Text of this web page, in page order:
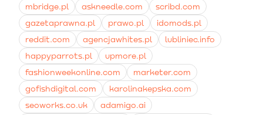
mbridge.pl
askneedle.com
scribd.com
gazetaprawna.pl
prawo.pl
idomods.pl
reddit.com
agencjawhites.pl
lubliniec.info
happyparrots.pl
upmore.pl
fashionweekonline.com
marketer.com
gofishdigital.com
karolinakepska.com
seoworks.co.uk
adamigo.ai